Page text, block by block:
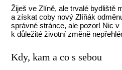
Žiješ ve Zlíně, ale trvalé bydliště
a získat coby nový Zlíňák
správné stránce, ale pozor! Nic
k důležité životní změně
Kdy, kam a co s sebou